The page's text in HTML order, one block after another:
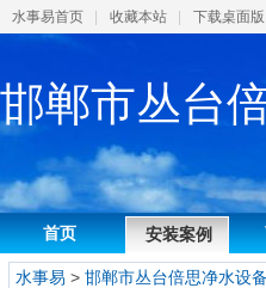
水事易首页 收藏本站 下载桌面版
邯郸市丛台
首页 安装案例
水事易 > 邯郸市丛台倍思净水设